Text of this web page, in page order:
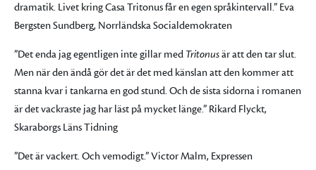
dramatik. Livet kring Casa Tritonus får en egen språkintervall.” Eva
Bergsten Sundberg, Norrländska Socialdemokraten
”Det enda jag egentligen inte gillar med Tritonusär att den tar slut.
Men när den ändå gör det är det med känslan att den kommer att
stanna kvar i tankarna en god stund. Och de sista sidorna i romanen
är det vackraste jag har läst på mycket länge.” Rikard Flyckt,
Skaraborgs Läns Tidning
”Det är vackert. Och vemodigt.” Victor Malm, Expressen